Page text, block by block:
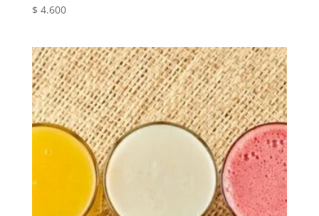
$ 4.600